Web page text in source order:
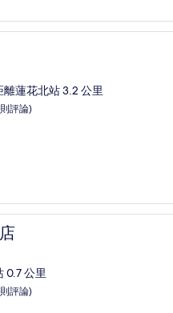
蓮花北站 3.2 公里
則評論)
0.7 公里
評論)